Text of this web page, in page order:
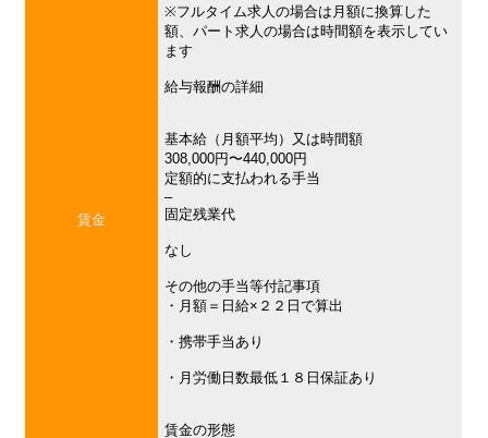
賃金
※フルタイム求人の場合は月額に換算した
額、パート求人の場合は時間額を表示してい
ます
給与報酬の詳細
基本給（月額平均）又は時間額
308,000円〜440,000円
定額的に支払われる手当
–
固定残業代
なし
その他の手当等付記事項
・月額＝日給×２２日で算出
・携帯手当あり
・月労働日数最低１８日保証あり
賃金の形態